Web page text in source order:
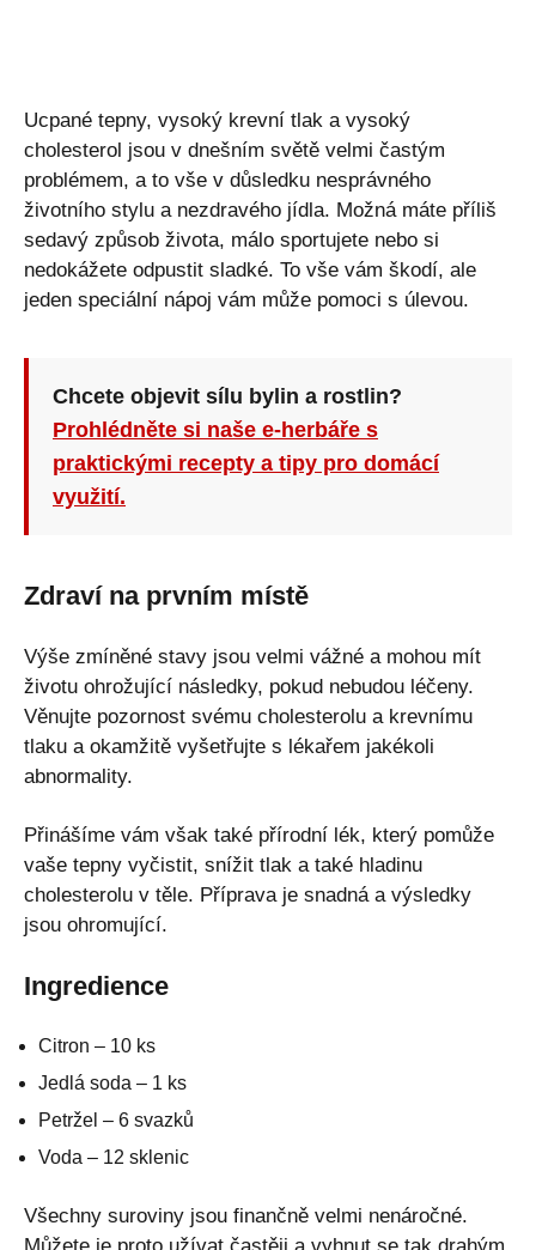
Ucpané tepny, vysoký krevní tlak a vysoký
cholesterol jsou v dnešním světě velmi častým
problémem, a to vše v důsledku nesprávného
životního stylu a nezdravého jídla. Možná máte příliš
sedavý způsob života, málo sportujete nebo si
nedokážete odpustit sladké. To vše vám škodí, ale
jeden speciální nápoj vám může pomoci s úlevou.
Chcete objevit sílu bylin a rostlin?
Prohlédněte si naše e-herbáře s
praktickými recepty a tipy pro domácí
využití.
Zdraví na prvním místě
Výše zmíněné stavy jsou velmi vážné a mohou mít
životu ohrožující následky, pokud nebudou léčeny.
Věnujte pozornost svému cholesterolu a krevnímu
tlaku a okamžitě vyšetřujte s lékařem jakékoli
abnormality.
Přinášíme vám však také přírodní lék, který pomůže
vaše tepny vyčistit, snížit tlak a také hladinu
cholesterolu v těle. Příprava je snadná a výsledky
jsou ohromující.
Ingredience
Citron – 10 ks
Jedlá soda – 1 ks
Petržel – 6 svazků
Voda – 12 sklenic
Všechny suroviny jsou finančně velmi nenáročné.